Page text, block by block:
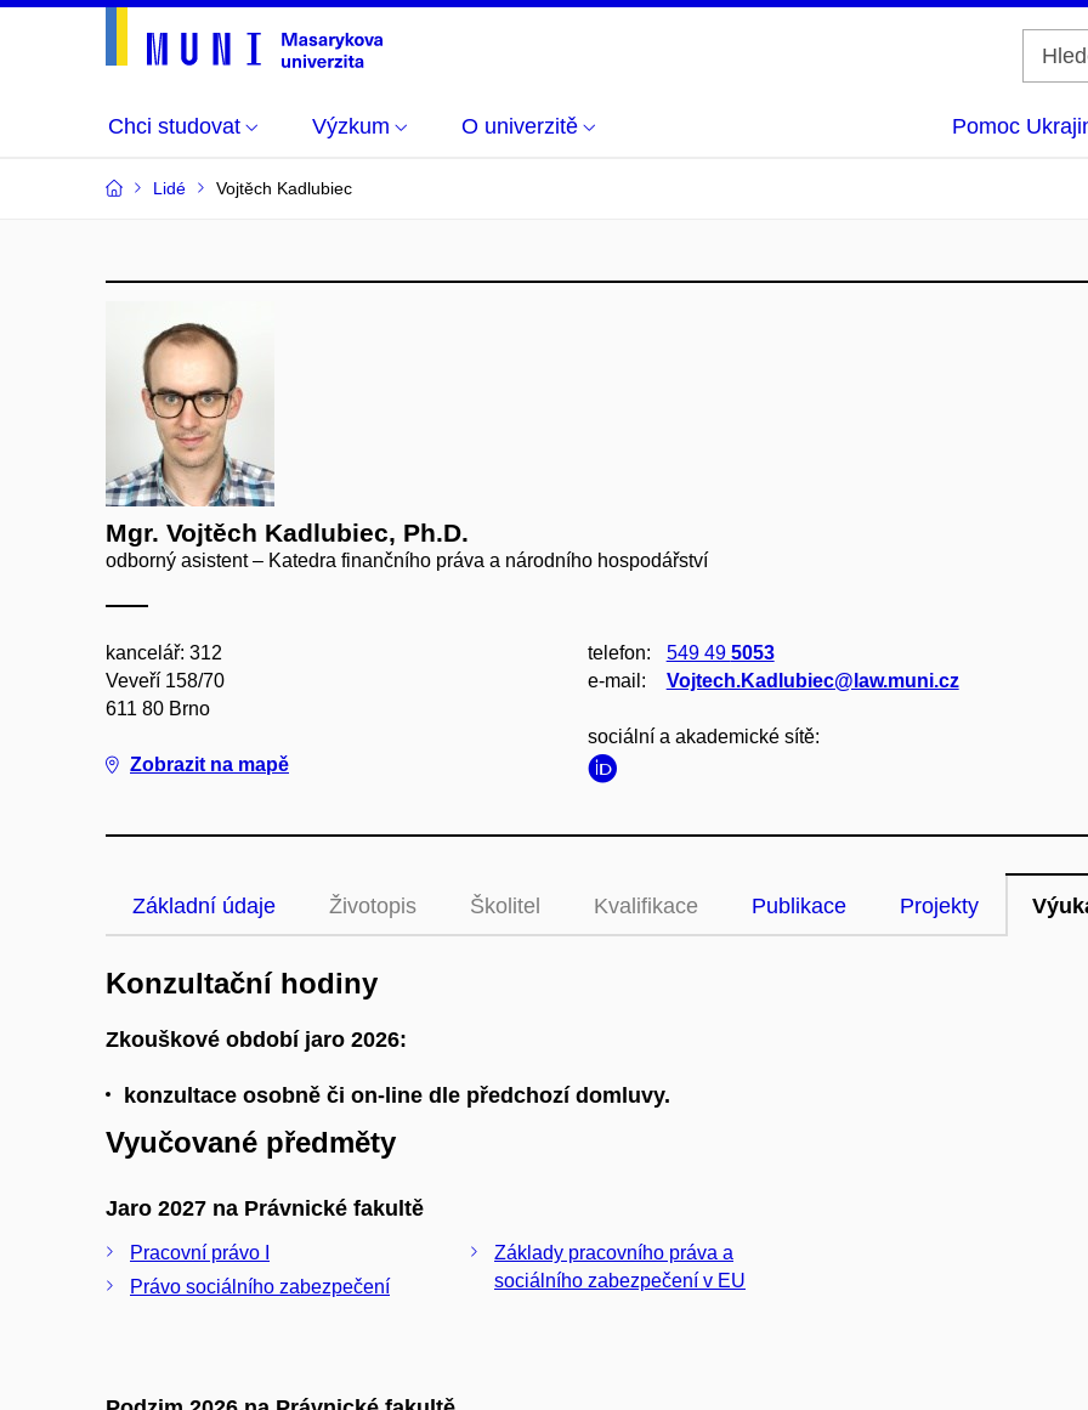
Chci studovat Výzkum O univerzitě Pomoc
Lidé Vojtěch Kadlubiec
Mgr. Vojtěch Kadlubiec, Ph.D.
odborný asistent – Katedra finančního práva a národního hospodářství
kancelář: 312
Veveří 158/70
611 80 Brno
Zobrazit na mapě
telefon: 549 49 5053
e‑mail:
Vojtech.Kadlubiec@law.muni.cz
sociální a akademické sítě:
Základní údaje Životopis Školitel Kvalifikace Publikace Projekty
Konzultační hodiny
Zkouškové období jaro 2026:
konzultace osobně či on-line dle předchozí domluvy.
Vyučované předměty
Jaro 2027 na Právnické fakultě
Pracovní právo I
Právo sociálního zabezpečení
Základy pracovního práva a
sociálního zabezpečení v EU